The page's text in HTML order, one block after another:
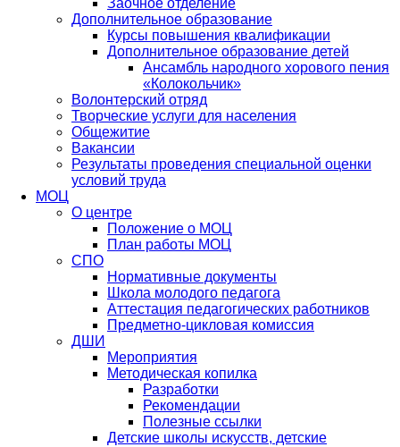
Заочное отделение
Дополнительное образование
Курсы повышения квалификации
Дополнительное образование детей
Ансамбль народного хорового пения
«Колокольчик»
Волонтерский отряд
Творческие услуги для населения
Общежитие
Вакансии
Результаты проведения специальной оценки
условий труда
МОЦ
О центре
Положение о МОЦ
План работы МОЦ
СПО
Нормативные документы
Школа молодого педагога
Аттестация педагогических работников
Предметно-цикловая комиссия
ДШИ
Мероприятия
Методическая копилка
Разработки
Рекомендации
Полезные ссылки
Детские школы искусств, детские